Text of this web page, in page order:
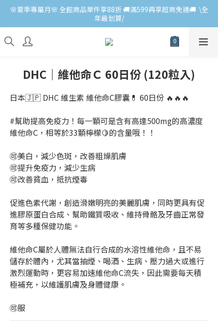
🌸夏季專屬月🌸 全館商品單件享88折 🚚滿599再享超商免運🚚  \全
年最划算/
DHC｜維他命Ｃ 60日份 (120粒入)
日本🇯🇵 DHC 維生素 維他命C膠囊💊 60日份 🔥🔥🔥
#幫助提高免疫力！每一顆可是含有高達500mg的高濃度
維他命C，相等於33顆檸檬🍋的含量哦！！
🉑美白，減少色斑，改善粗燥肌膚
🉑提升免疫力，減少生病
🉑改善貧血，抵抗煙毒
促進色素代謝，創造滑嫩明亮的美麗肌膚，同時更具有促
進膠原蛋白合成、幫助鐵質吸收、維持骨骼及牙齒正常發
育等多種保健功能。
維他命C屬於人體無法自行合成的水溶性維他命，且不易
儲存於體內，尤其當抽煙、喝酒、生病、壓力過大或進行
激烈運動時，更容易加速維他命C流失，因此需要每天積
極補充，以維護肌膚及身體健康。
🉑服